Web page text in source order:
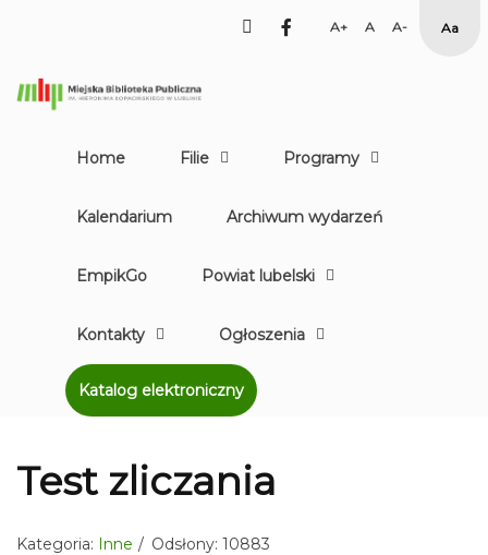
facebook
Set Set
Smaller
High
Home Filie Programy
Kalendarium Archiwum wydarzeń
EmpikGo Powiat lubelski
Kontakty Ogłoszenia
Katalog elektroniczny
Test zliczania
Kategoria: Inne Odsłony: 10883